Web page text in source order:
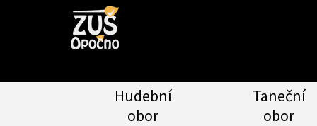
Hudební
obor
Taneční
obor